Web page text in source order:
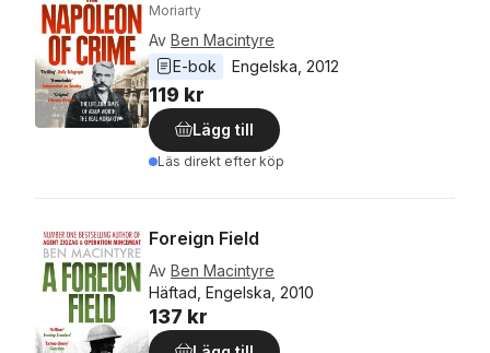
Moriarty
Av Ben Macintyre
E-bok
Engelska 2012
119 kr
Lägg till
Läs direkt efter köp
Foreign Field
Av Ben Macintyre
Häftad, Engelska, 2010
137 kr